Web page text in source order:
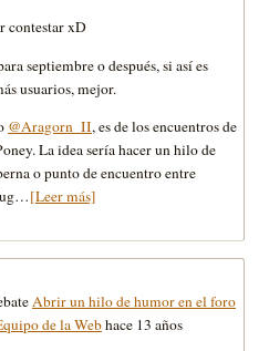
contestar xD
septiembre o después, si así es
usuarios, mejor.
@Aragorn_II, es de los encuentros de
La idea sería hacer un hilo de
o punto de encuentro entre
[Leer más]
Abrir un hilo de humor en el foro
de la Webhace 13 años